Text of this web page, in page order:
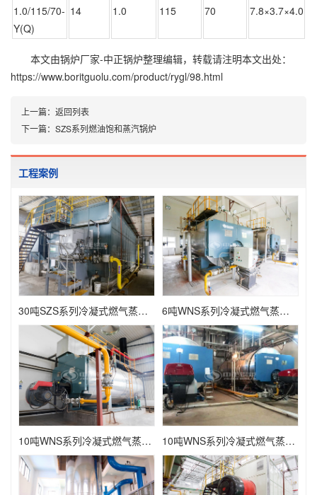
1.0/115/70-
Y(Q)
14 1.0 115 70 7.8×3.7×4.0
本文由锅炉厂家-中正锅炉整理编辑，转载请注明本文出处：
https://www.boritguolu.com/product/rygl/98.html
上一篇： 返回列表
下一篇： SZS系列燃油饱和蒸汽锅炉
工程案例
30吨SZS系列冷凝式燃气蒸汽锅炉项目（利尔化学） 6吨WNS系列冷凝式燃气蒸汽锅炉项目（新火炬化工）
10吨WNS系列冷凝式燃气蒸汽锅炉项目（长春华涛） 10吨WNS系列冷凝式燃气蒸汽锅炉项目（SK海力士）